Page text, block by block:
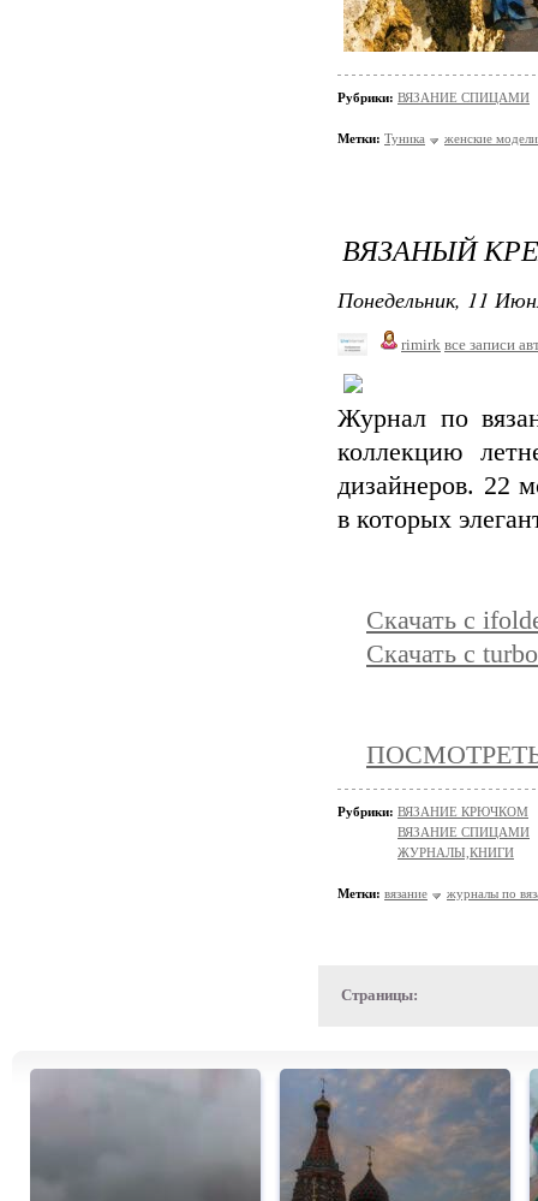
Рубрики: ВЯЗАНИЕ СПИЦАМИ
Метки: Туника женские модели
ВЯЗАНЫЙ
Понедельник, 11
rimirk все записи
Журнал по
коллекцию
дизайнеров. 22
в которых
Скачать с
Скачать с
ПОСМОТРЕТЬ
Рубрики: ВЯЗАНИЕ КРЮЧКОМ
ВЯЗАНИЕ СПИЦАМИ
ЖУРНАЛЫ,КНИГИ
Метки: вязание журналы по
Страницы: